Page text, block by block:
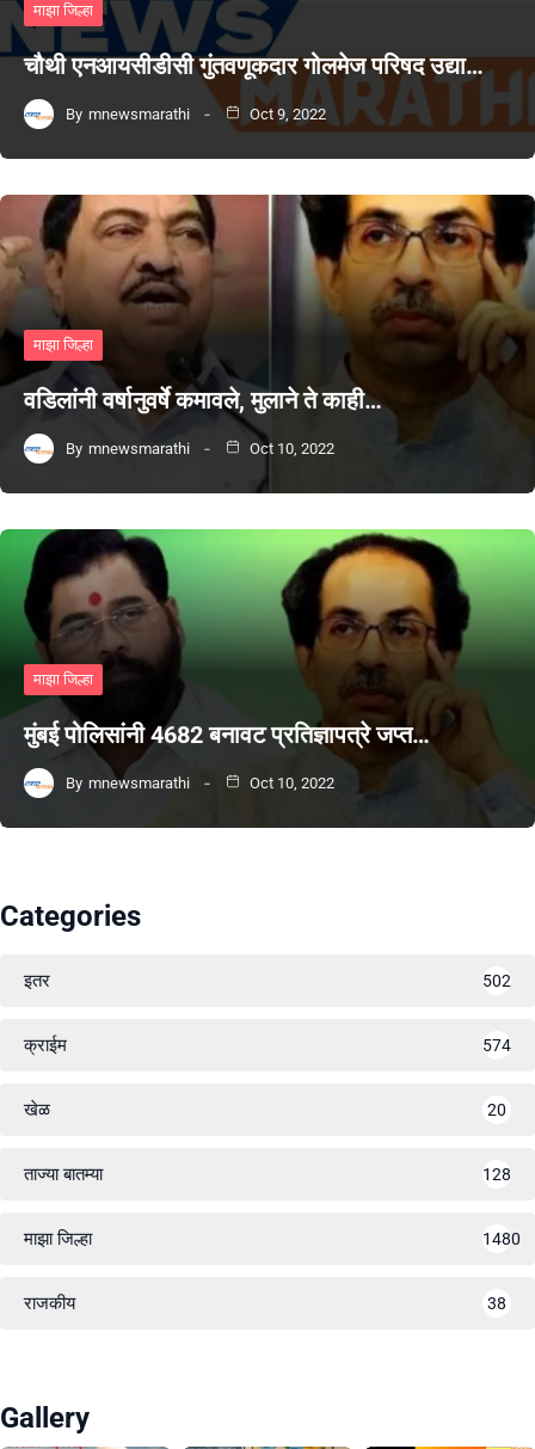
माझा जिल्हा
चौथी एनआयसीडीसी गुंतवणूकदार गोलमेज परिषद उद्या…
By mnewsmarathi Oct 9, 2022
माझा जिल्हा
वडिलांनी वर्षानुवर्षे कमावले, मुलाने ते काही…
By mnewsmarathi Oct 10, 2022
माझा जिल्हा
मुंबई पोलिसांनी 4682 बनावट प्रतिज्ञापत्रे जप्त…
By mnewsmarathi Oct 10, 2022
Categories
इतर 502
क्राईम 574
खेळ 20
ताज्या बातम्या 128
माझा जिल्हा 1480
राजकीय 38
Gallery